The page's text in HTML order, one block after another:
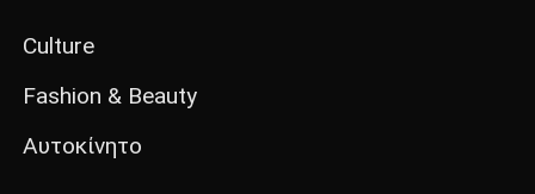
Culture
Fashion & Beauty
Αυτοκίνητο